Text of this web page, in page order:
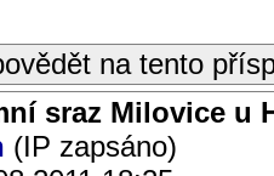
na tento
sraz Milovice u
(IP zapsáno)